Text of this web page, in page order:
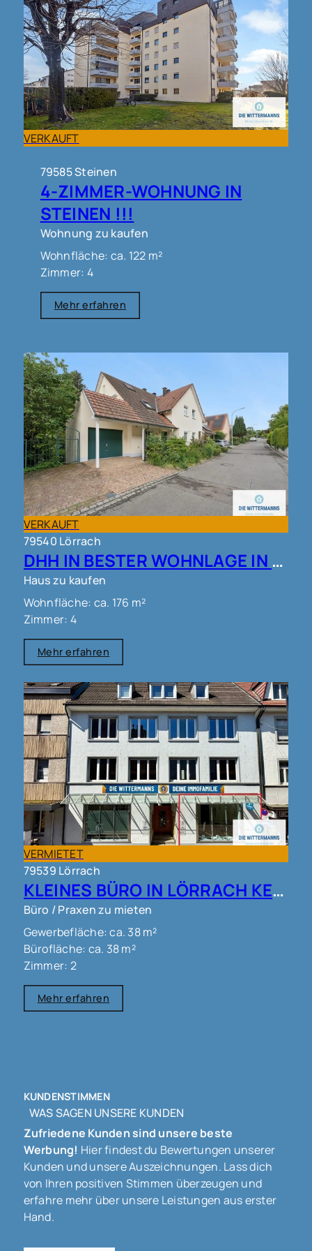
Zur Wohnung gehören ein Kellerabteil und ein
Tiefgaragenstellplatz.
Das Haus bietet einen allgemeinen Trockenraum
und einen Fahrradabstellplatz.
Der Bahnhof ist zu Fuß in ca. 5 Minuten erreichbar
und der Marktplatz in der Innenstadt in ca.10 Min.
VERKAUFT
79585 Steinen
4-ZIMMER-WOHNUNG IN
STEINEN !!!
Wohnung zu kaufen
Wohnfläche: ca. 122 m²
Zimmer: 4
Mehr erfahren
VERKAUFT
79540 Lörrach
DHH IN BESTER WOHNLAGE IN LÖRRACH!!
Haus zu kaufen
Wohnfläche: ca. 176 m²
Zimmer: 4
Mehr erfahren
VERMIETET
79539 Lörrach
KLEINES BÜRO IN LÖRRACH KERNSTADT !!!
Büro / Praxen zu mieten
Gewerbefläche: ca. 38 m²
Bürofläche: ca. 38 m²
Zimmer: 2
Mehr erfahren
KUNDENSTIMMEN
WAS SAGEN UNSERE KUNDEN
Zufriedene Kunden sind unsere beste
Werbung! Hier findest du Bewertungen unserer
Kunden und unsere Auszeichnungen. Lass dich
von Ihren positiven Stimmen überzeugen und
erfahre mehr über unsere Leistungen aus erster
Hand.